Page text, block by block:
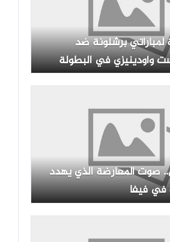
لمباراتي برشلونة ضد
وأودينيزي في البطولة
صوت المعارضة الذي يهدد
في فيفا